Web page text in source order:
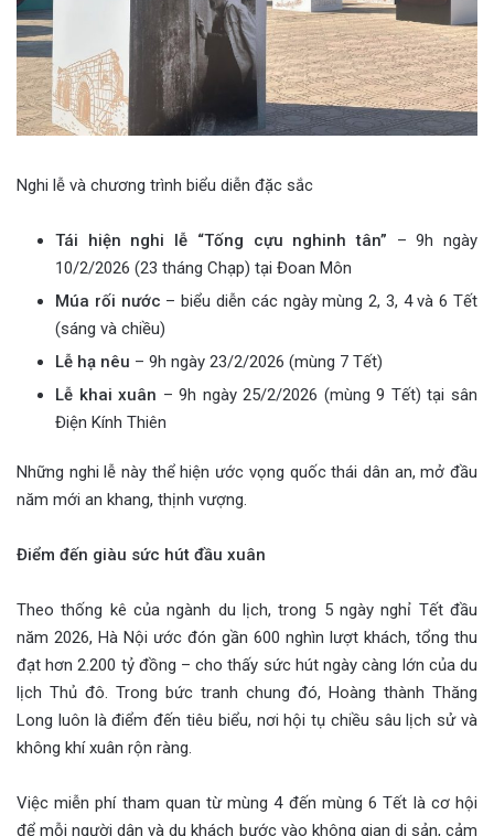
Nghi lễ và chương trình biểu diễn đặc sắc
Tái hiện nghi lễ “Tống cựu nghinh tân” – 9h ngày
10/2/2026 (23 tháng Chạp) tại Đoan Môn
Múa rối nước – biểu diễn các ngày mùng 2, 3, 4 và 6 Tết
(sáng và chiều)
Lễ hạ nêu – 9h ngày 23/2/2026 (mùng 7 Tết)
Lễ khai xuân – 9h ngày 25/2/2026 (mùng 9 Tết) tại sân
Điện Kính Thiên
Những nghi lễ này thể hiện ước vọng quốc thái dân an, mở đầu
năm mới an khang, thịnh vượng.
Điểm đến giàu sức hút đầu xuân
Theo thống kê của ngành du lịch, trong 5 ngày nghỉ Tết đầu
năm 2026, Hà Nội ước đón gần 600 nghìn lượt khách, tổng thu
đạt hơn 2.200 tỷ đồng – cho thấy sức hút ngày càng lớn của du
lịch Thủ đô. Trong bức tranh chung đó, Hoàng thành Thăng
Long luôn là điểm đến tiêu biểu, nơi hội tụ chiều sâu lịch sử và
không khí xuân rộn ràng.
Việc miễn phí tham quan từ mùng 4 đến mùng 6 Tết là cơ hội
để mỗi người dân và du khách bước vào không gian di sản, cảm